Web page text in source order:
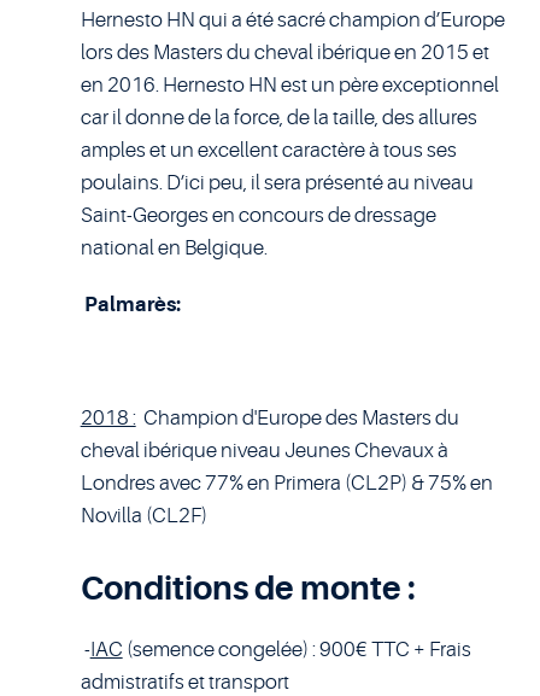
Hernesto HN qui a été sacré champion d’Europe
lors des Masters du cheval ibérique en 2015 et
en 2016. Hernesto HN est un père exceptionnel
car il donne de la force, de la taille, des allures
amples et un excellent caractère à tous ses
poulains. D’ici peu, il sera présenté au niveau
Saint-Georges en concours de dressage
national en Belgique.
Palmarès:
2018 :Champion d'Europe des Masters du
cheval ibérique niveau Jeunes Chevaux à
Londres avec 77% en Primera (CL2P) & 75% en
Novilla (CL2F)
Conditions de monte :
-IAC (semence congelée) : 900€ TTC + Frais
admistratifs et transport